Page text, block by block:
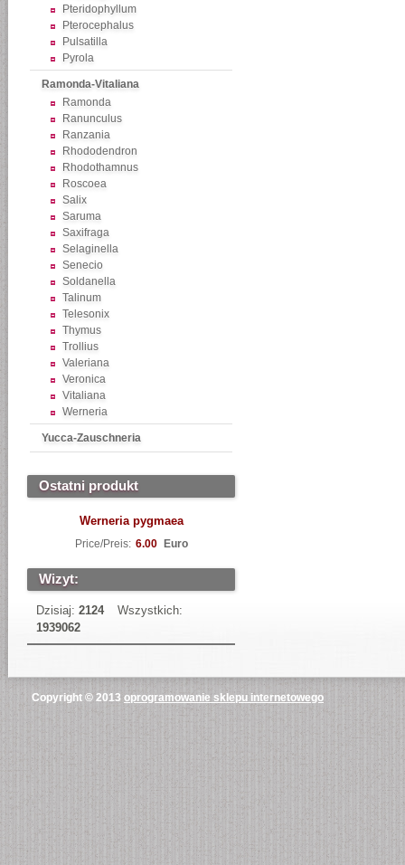
Pteridophyllum
Pterocephalus
Pulsatilla
Pyrola
Ramonda-Vitaliana
Ramonda
Ranunculus
Ranzania
Rhododendron
Rhodothamnus
Roscoea
Salix
Saruma
Saxifraga
Selaginella
Senecio
Soldanella
Talinum
Telesonix
Thymus
Trollius
Valeriana
Veronica
Vitaliana
Werneria
Yucca-Zauschneria
Ostatni produkt
Werneria pygmaea
Price/Preis: 6.00 Euro
Wizyt:
Dzisiaj: 2124
Wszystkich:
1939062
Copyright © 2013 oprogramowanie sklepu internetowego